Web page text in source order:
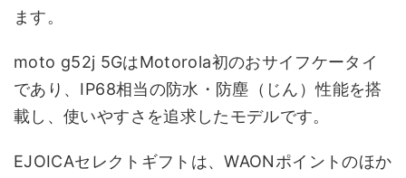
ます。
moto g52j 5GはMotorola初のおサイフケータイ
であり、IP68相当の防水・防塵（じん）性能を搭
載し、使いやすさを追求したモデルです。
EJOICAセレクトギフトは、WAONポイントのほか